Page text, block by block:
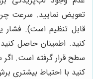
تعویض نمایید. سرعت
قابل تنظیم است). فشار
کنید. اطمینان حاصل
سطح قرار گرفته است.
کنید با احتیاط بیشتری